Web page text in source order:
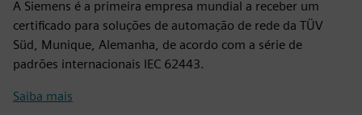
A Siemens é a primeira empresa mundial a receber um
certificado para soluções de automação de rede da TÜV
Süd, Munique, Alemanha, de acordo com a série de
padrões internacionais IEC 62443.
Saiba mais